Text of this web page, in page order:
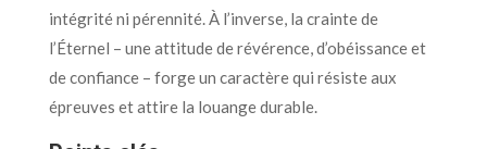
intégrité ni pérennité. À l’inverse, la crainte de
l’Éternel – une attitude de révérence, d’obéissance et
de confiance – forge un caractère qui résiste aux
épreuves et attire la louange durable.